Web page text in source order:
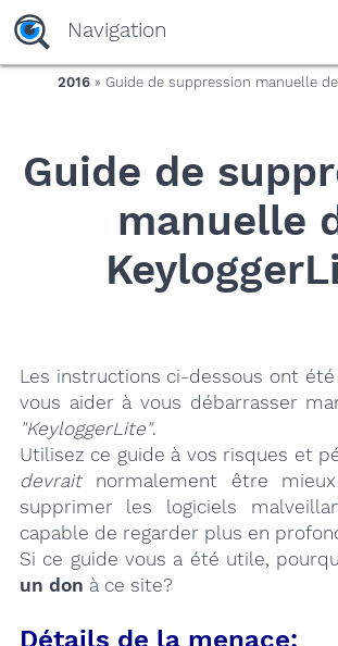
yaaaeag20
Navigation
2016» Guide de suppression manuelle
Guide de
manuelle
Les instructions ci-dessous ont
vous aider à vous débarrasser
"KeyloggerLite".
Utilisez ce guide à vos risques et
devraitnormalement être
supprimer les logiciels
capable de regarder plus en
Si ce guide vous a été utile,
un don à ce site?
Détails de la menace: